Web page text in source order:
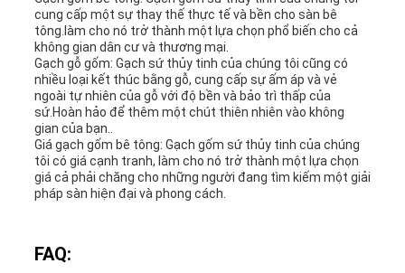
cung cấp một sự thay thế thực tế và bền cho sàn bê
tông.làm cho nó trở thành một lựa chọn phổ biến cho cả
không gian dân cư và thương mại.
Gạch gỗ gốm: Gạch sứ thủy tinh của chúng tôi cũng có
nhiều loại kết thúc bằng gỗ, cung cấp sự ấm áp và vẻ
ngoài tự nhiên của gỗ với độ bền và bảo trì thấp của
sứ.Hoàn hảo để thêm một chút thiên nhiên vào không
gian của bạn..
Giá gạch gốm bê tông: Gạch gốm sứ thủy tinh của chúng
tôi có giá cạnh tranh, làm cho nó trở thành một lựa chọn
giá cả phải chăng cho những người đang tìm kiếm một giải
pháp sàn hiện đại và phong cách.
FAQ: